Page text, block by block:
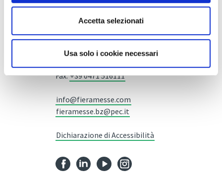
Accetta selezionati
Usa solo i cookie necessari
Fiera Bolzano Spa
39100 Bolzano BZ
Fax.+39 0471 516111
info@fieramesse.com
fieramesse.bz@pec.it
Dichiarazione di Accessibilità